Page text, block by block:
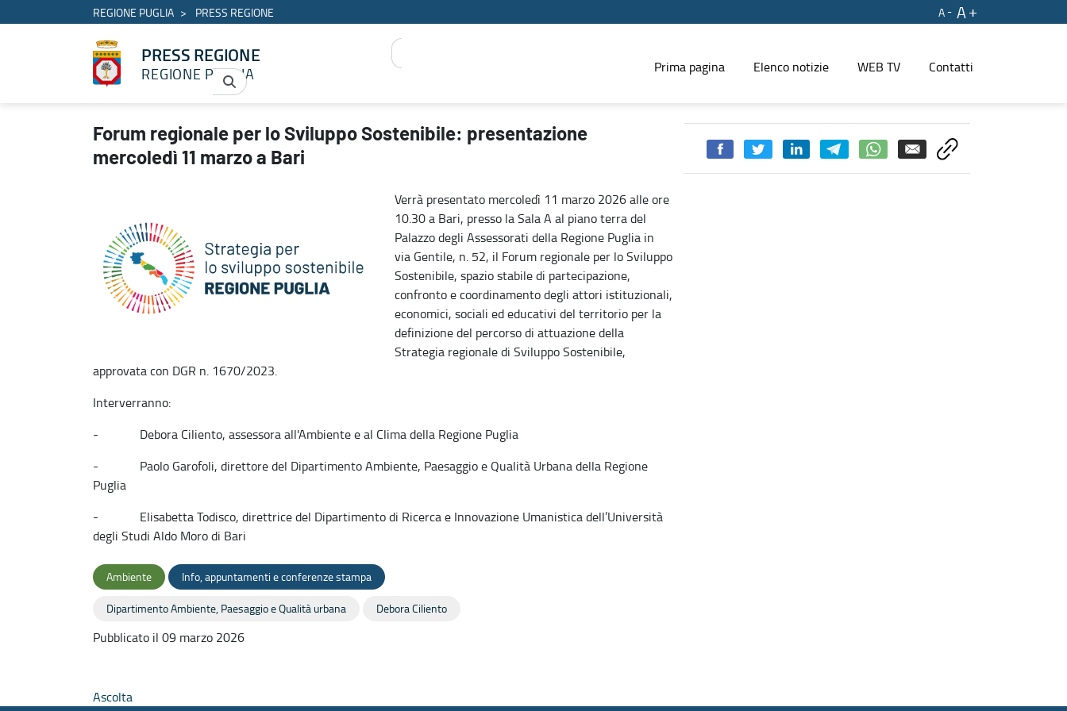
REGIONE PUGLIA PRESS REGIONE A
A
PRESS REGIONE
REGIONE PUGLIA Prima pagina Elenco notizie WEB TV Contatti
Forum regionale per lo Sviluppo Sostenibile: presentazione mercoledì 11 marzo a Bari - PRESS REGIONE
Forum regionale per lo Sviluppo Sostenibile: presentazione
mercoledì 11 marzo a Bari
Verrà presentato mercoledì 11 marzo 2026 alle ore
10.30 a Bari, presso la Sala A al piano terra del
Palazzo degli Assessorati della Regione Puglia in
via Gentile, n. 52, il Forum regionale per lo Sviluppo
Sostenibile, spazio stabile di partecipazione,
confronto e coordinamento degli attori istituzionali,
economici, sociali ed educativi del territorio per la
definizione del percorso di attuazione della
Strategia regionale di Sviluppo Sostenibile,
approvata con DGR n. 1670/2023.
Interverranno:
- Debora Ciliento, assessora all'Ambiente e al Clima della Regione Puglia
- Paolo Garofoli, direttore del Dipartimento Ambiente, Paesaggio e Qualità Urbana della Regione
Puglia
- Elisabetta Todisco, direttrice del Dipartimento di Ricerca e Innovazione Umanistica dell’Università
degli Studi Aldo Moro di Bari
Ambiente Info, appuntamenti e conferenze stampa
Dipartimento Ambiente, Paesaggio e Qualità urbana Debora Ciliento
Pubblicato il 09 marzo 2026
Ascolta